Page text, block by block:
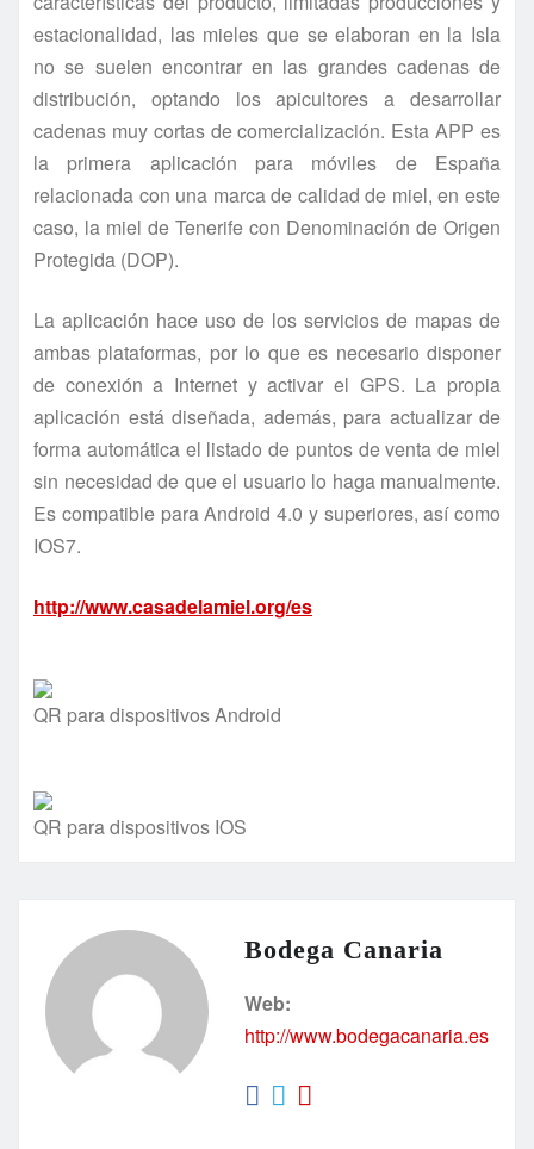
estacionalidad, las mieles que se elaboran en la Isla
no se suelen encontrar en las grandes cadenas de
distribución, optando los apicultores a desarrollar
cadenas muy cortas de comercialización. Esta APP es
la primera aplicación para móviles de España
relacionada con una marca de calidad de miel, en este
caso, la miel de Tenerife con Denominación de Origen
Protegida (DOP).
La aplicación hace uso de los servicios de mapas de
ambas plataformas, por lo que es necesario disponer
de conexión a Internet y activar el GPS. La propia
aplicación está diseñada, además, para actualizar de
forma automática el listado de puntos de venta de miel
sin necesidad de que el usuario lo haga manualmente.
Es compatible para Android 4.0 y superiores, así como
IOS7.
http://www.casadelamiel.org/es
QR para dispositivos Android
QR para dispositivos IOS
Bodega Canaria
Web:
http://www.bodegacanaria.es